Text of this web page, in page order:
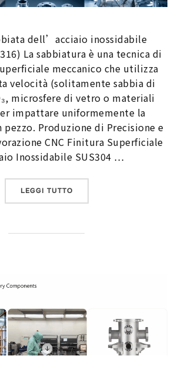
dell’acciaio inossidabile
La sabbiatura è una tecnica di
meccanico che utilizza
velocità (solitamente sabbia di
microsfere di vetro o materiali
impattare uniformemente la
Produzione di Precisione e
CNC Finitura Superficiale
Inossidabile SUS304 …
LEGGI TUTTO“FINITURA SABBIATA